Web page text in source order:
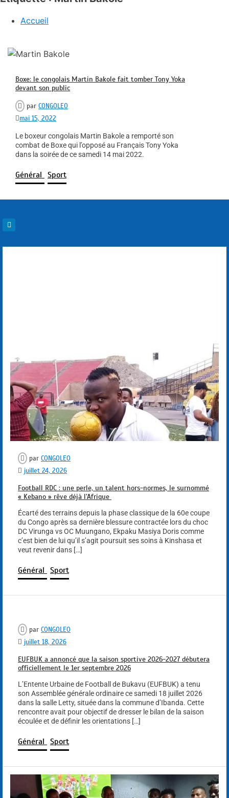
Accueil
Boxe: le congolais Martin Bakole fait tomber Tony Yoka
devant son public
par CONGOLEO
mai 15, 2022
Le boxeur congolais Martin Bakole a remporté son
combat de Boxe qui l’opposé au Français Tony Yoka
dans la soirée de ce samedi 14 mai 2022.
Général Sport
par CONGOLEO
juillet 24, 2026
Football RDC : une perle, un talent hors-normes, le surnommé
« Kebano » rêve déjà l’Afrique
Écarté des terrains depuis la phase classique de la 60e coupe
du Congo après sa dernière blessure contractée lors du choc
DC Virunga vs OC Muungano, Ekpaku Masiya Doris comme
c’est bien de lui qu’il s’agit poursuit ses soins à Kinshasa et
veut revenir dans […]
Général Sport
par CONGOLEO
juillet 18, 2026
EUFBUK a annoncé que la saison sportive 2026-2027 débutera
officiellement le 1er septembre 2026
L’Entente Urbaine de Football de Bukavu (EUFBUK) a tenu
son Assemblée générale ordinaire ce samedi 18 juillet 2026
dans la salle Letty, située dans la commune d’Ibanda. Cette
rencontre avait pour objectif de dresser le bilan de la saison
écoulée et de définir les orientations […]
Général Sport